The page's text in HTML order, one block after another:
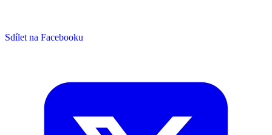
Sdílet na Facebooku